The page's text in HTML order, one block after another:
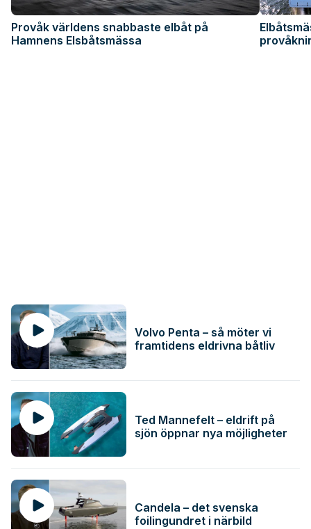
Provåk världens snabbaste elbåt på
Hamnens Elsbåtsmässa
Volvo Penta – så möter vi
framtidens eldrivna båtliv
Ted Mannefelt – eldrift på
sjön öppnar nya möjligheter
Candela – det svenska
foilingundret i närbild